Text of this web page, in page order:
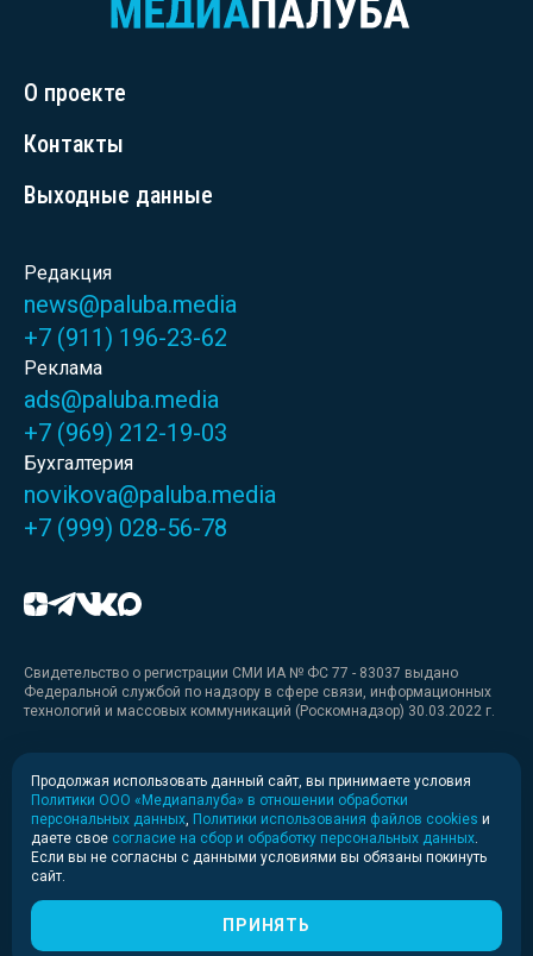
О проекте
Контакты
Выходные данные
Редакция
news@paluba.media
+7 (911) 196-23-62
Реклама
ads@paluba.media
+7 (969) 212-19-03
Бухгалтерия
novikova@paluba.media
+7 (999) 028-56-78
Свидетельство о регистрации СМИ ИА № ФС 77 - 83037 выдано
Федеральной службой по надзору в сфере связи, информационных
технологий и массовых коммуникаций (Роскомнадзор) 30.03.2022 г.
Медиакит
Медиакит для печати
Политика конфиденциальности
© 2020-2026 Информационное агентство «Медиапалуба»
Продолжая использовать данный сайт, вы принимаете условия
Политики ООО «Медиапалуба» в отношении обработки
персональных данных Политики использования файлов cookies и
даете свое согласие на сбор и обработку персональных данных
Если вы не согласны с данными условиями вы обязаны покинуть
сайт.
ПРИНЯТЬ